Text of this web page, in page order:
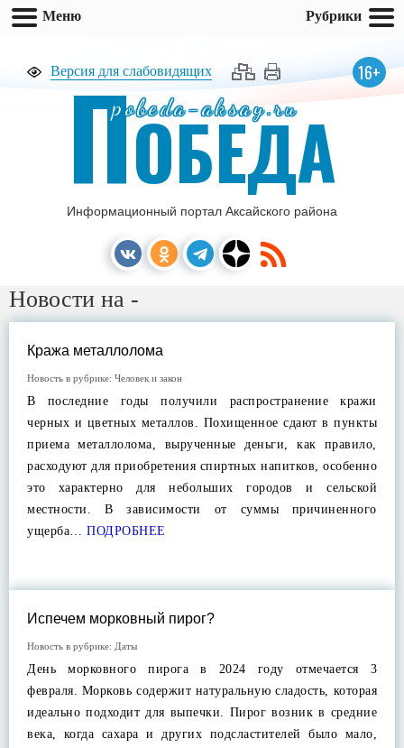
Версия для слабовидящих 16+
pobeda-aksay.ru
ПОБЕДА
Информационный портал Аксайского района
Новости на -
Кража металлолома
Новость в рубрике: Человек и закон
В последние годы получили распространение кражи
черных и цветных металлов. Похищенное сдают в пункты
приема металлолома, вырученные деньги, как правило,
расходуют для приобретения спиртных напитков, особенно
это характерно для небольших городов и сельской
местности. В зависимости от суммы причиненного
ущерба… ПОДРОБНЕЕ
Испечем морковный пирог?
Новость в рубрике: Даты
День морковного пирога в 2024 году отмечается 3
февраля. Морковь содержит натуральную сладость, которая
идеально подходит для выпечки. Пирог возник в средние
века, когда сахара и других подсластителей было мало,
Меню Рубрики